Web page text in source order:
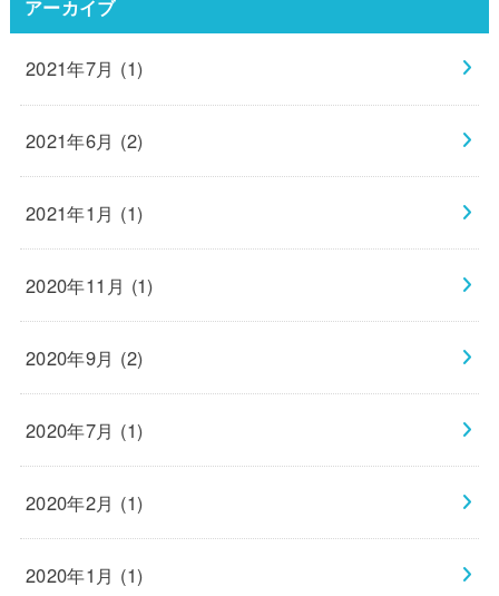
アーカイブ
2021年7月 (1)
2021年6月 (2)
2021年1月 (1)
2020年11月 (1)
2020年9月 (2)
2020年7月 (1)
2020年2月 (1)
2020年1月 (1)